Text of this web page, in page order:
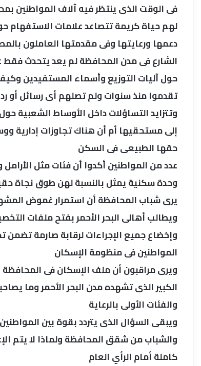
فى الوقت الذى ينتظر فيه آلاف المواطنين
لهم حياة كريمة تتصاعد علامات
دعمها ورعايتها وفى مقدمتها العاملون
الشارع فى مدن المحافظة لم يعد يتحدث
حول آليات التوزيع وأسماء المستفيدين
تقدموا منذ سنوات ولم تصلهم أى رسائل أو
وتتزايد التساؤلات داخل الأوساط الشعبية
إلى مستحقيها أم أن هناك تجاوزات
حقها الطبيعى فى السكن
عدد من المواطنين أكدوا أن فئات مثل
وحدة سكنية يمثل بالنسبة لهن طوق نجاة
يرى شباب المحافظة أن استمرار غموض
ويطالب أهالى البحر الأحمر بفتح ملفات
وإخضاع جميع الإجراءات لرقابة صارمة تضمن
المواطنين فى منظومة الإسكان
ويرى مراقبون أن ملف الإسكان فى
الكبير الذى تشهده مدن البحر الأحمر وما
والفئات الأولى بالرعاية
ويبقى السؤال الذى يتردد بقوة بين
والشباب من شقق المحافظة ولماذا لا يتم
كاملة أمام الرأي العام